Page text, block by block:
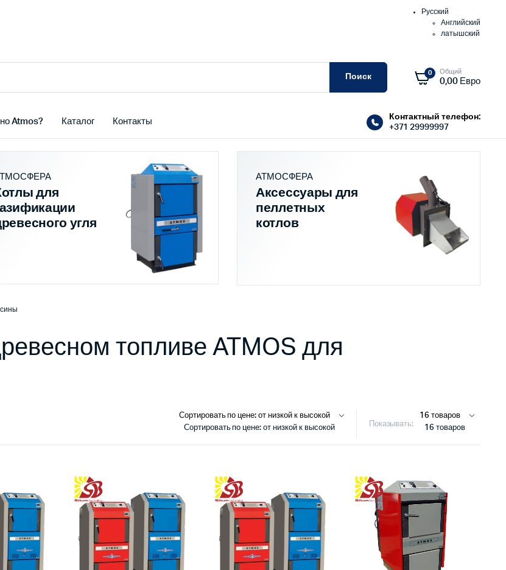
Русский
Английский
латышский
Поиск 0 Общий
0,00 Евро
Atmos? Каталог Контакты
Контактный телефон:
+371 29999997
для
угля
АТМОСФЕРА
Аксессуары для
пеллетных
котлов
топливе ATMOS для
Сортировать по цене: от низкой к высокой Показывать: 16 товаров